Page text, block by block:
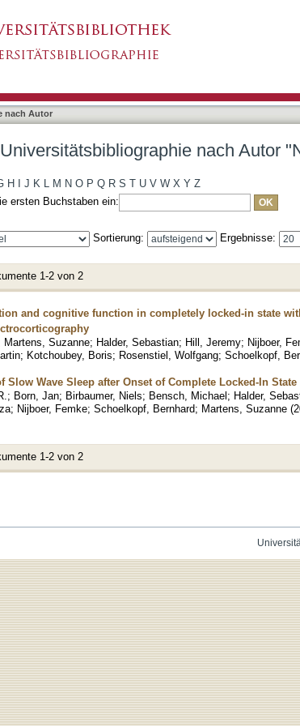
nach Autor
nach Autor
H J K L M N O P Q R S T U V W X Y Z
ersten Buchstaben ein:
Sortierung: Ergebnisse:
1-2 von 2
and cognitive function in completely locked-in state
Martens, Suzanne; Halder, Sebastian; Hill, Jeremy; Nijboer,
; Kotchoubey, Boris; Rosenstiel, Wolfgang; Schoelkopf,
Slow Wave Sleep after Onset of Complete Locked-In State
; Born, Jan; Birbaumer, Niels; Bensch, Michael; Halder,
; Nijboer, Femke; Schoelkopf, Bernhard; Martens, Suzanne (
1-2 von 2